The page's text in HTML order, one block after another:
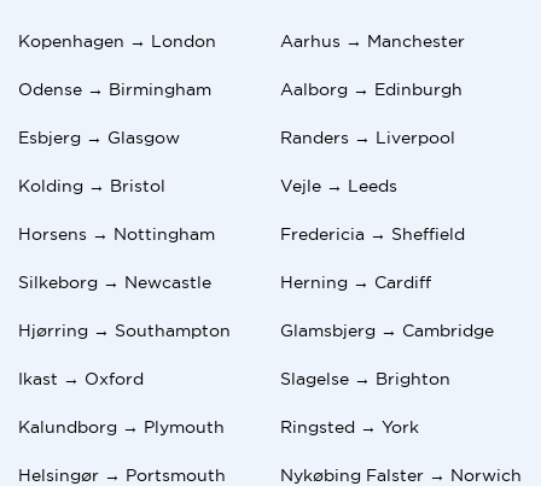
Kopenhagen → London Aarhus → Manchester
Odense → Birmingham Aalborg → Edinburgh
Esbjerg → Glasgow Randers → Liverpool
Kolding → Bristol Vejle → Leeds
Horsens → Nottingham Fredericia → Sheffield
Silkeborg → Newcastle Herning → Cardiff
Hjørring → Southampton Glamsbjerg → Cambridge
Ikast → Oxford Slagelse → Brighton
Kalundborg → Plymouth Ringsted → York
Helsingør → Portsmouth Nykøbing Falster → Norwich